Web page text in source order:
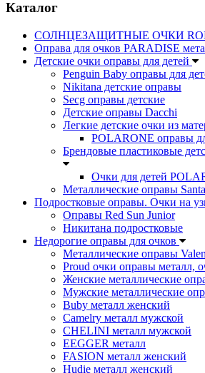
Каталог
СОЛНЦЕЗАЩИТНЫЕ ОЧКИ
Оправа для очков PARADISE
Детские очки оправы для детей
Penguin Baby оправы для
Nikitana детские оправы
Secg оправы детские
Детские оправы Dacchi
Легкие детские очки из
POLARONE оправы
Брендовые пластиковые
Очки для детей
Металлические оправы
Подростковые оправы. Очки на
Оправы Red Sun Junior
Никитана подростковые
Недорогие оправы для очков
Металлические оправы
Proud очки оправы металл,
Женские металлические
Мужские металлические
Buby металл женский
Camelry металл мужской
CHELINI металл мужской
EEGGER металл
FASION металл женский
Hudie металл женский